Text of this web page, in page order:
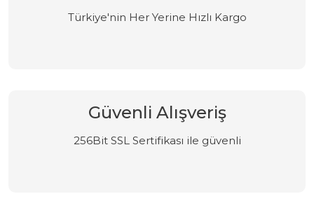
Türkiye'nin Her Yerine Hızlı Kargo
Güvenli Alışveriş
256Bit SSL Sertifikası ile güvenli